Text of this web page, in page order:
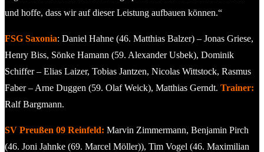
und hoffe, dass wir auf dieser Leistung aufbauen können.“
FSG Saxonia: Daniel Hahne (46. Matthias Balzer) – Jonas Griese,
Henry Biss, Sönke Hamann (59. Alexander Usbek), Dominik
Schiffer – Elias Laizer, Tobias Jantzen, Nicolas Wittstock, Rasmus
Faber – Arne Duggen (59. Olaf Weick), Matthias Gerndt. Trainer:
Ralf Bargmann.
SV Preußen 09 Reinfeld: Marvin Zimmermann, Benjamin Pirch
(46. Joni Jahnke (69. Marcel Möller)), Tim Vogel (46. Maximilian